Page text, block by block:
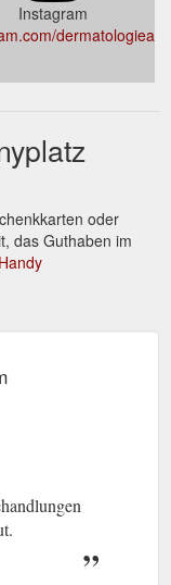
Instagram
oder
das Guthaben im